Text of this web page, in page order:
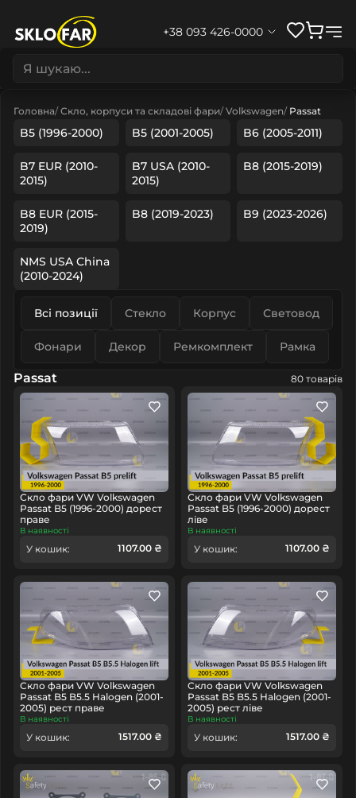
+38 093 426-0000
Головна Скло, корпуси та складові фари Volkswagen Passat
B5 (1996-2000) B5 (2001-2005) B6 (2005-2011)
B7 EUR (2010-
2015)
B7 USA (2010-
2015)
B8 (2015-2019)
B8 EUR (2015-
2019)
B8 (2019-2023) B9 (2023-2026)
NMS USA China
(2010-2024)
Всі позиції Стекло Корпус Световод
Фонари Декор Ремкомплект Рамка
Passat 80 товарів
Скло фари VW Volkswagen
Passat B5 (1996-2000) дорест
праве
В наявності
У кошик: 1107.00 ₴
Скло фари VW Volkswagen
Passat B5 (1996-2000) дорест
ліве
В наявності
У кошик: 1107.00 ₴
Скло фари VW Volkswagen
Passat B5 B5.5 Halogen (2001-
2005) рест праве
В наявності
У кошик: 1517.00 ₴
Скло фари VW Volkswagen
Passat B5 B5.5 Halogen (2001-
2005) рест ліве
В наявності
У кошик: 1517.00 ₴